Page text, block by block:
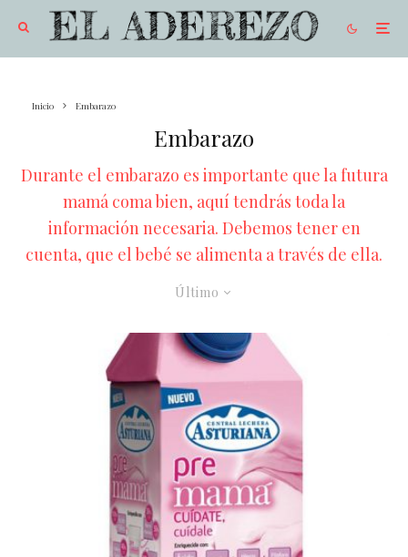
Inicio Embarazo
Embarazo
Durante el embarazo es importante que la futura
mamá coma bien, aquí tendrás toda la
información necesaria. Debemos tener en
cuenta, que el bebé se alimenta a través de ella.
Último